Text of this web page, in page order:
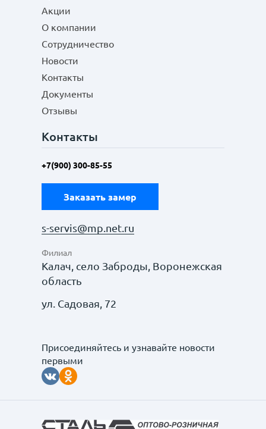
Акции
О компании
Сотрудничество
Новости
Контакты
Документы
Отзывы
Контакты
+7(900) 300-85-55
Заказать замер
s-servis@mp.net.ru
Филиал
Калач, село Заброды, Воронежская
область
ул. Садовая, 72
Присоединяйтесь и узнавайте новости
первыми